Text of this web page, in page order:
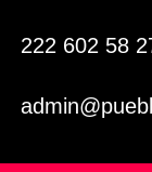
222 602 58